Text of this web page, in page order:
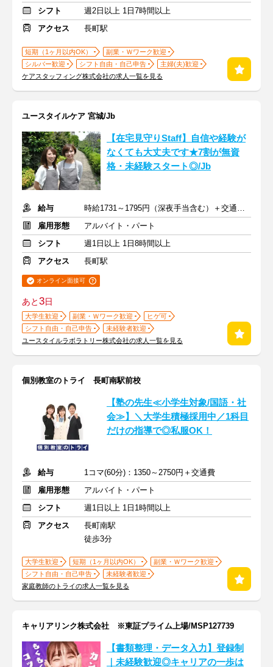
シフト
週2日以上 1日7時間以上
アクセス
長町駅
短期（1ヶ月以内OK）
副業・Ｗワーク歓迎
シルバー歓迎
シフト自由・自己申告
主婦(夫)歓迎
ケアスタッフィング株式会社の求人一覧を見る
ユースタイルケア 宮城/Jb
【在宅見守りStaff】自信や経験が
なくても大丈夫です★7割が無資
格・未経験スタート◎/Jb
給与
時給1731～1795円（深夜手当含む）＋交通費支給
雇用形態
アルバイト・パート
シフト
週1日以上 1日8時間以上
アクセス
長町駅
オンライン面接可
あと3日
大学生歓迎 副業・Ｗワーク歓迎
ヒゲ可
シフト自由・自己申告
未経験者歓迎
ユースタイルラボラトリー株式会社の求人一覧を見る
個別教室のトライ 長町南駅前校
【塾の先生≪小学生対象/国語・社
会≫】＼大学生積極採用中／1科目
だけの指導で◎私服OK！
給与
1コマ(60分)：1350～2750円＋交通費
雇用形態
アルバイト・パート
シフト
週1日以上 1日1時間以上
アクセス
長町南駅
徒歩3分
大学生歓迎 短期（1ヶ月以内OK）
副業・Ｗワーク歓迎
シフト自由・自己申告
未経験者歓迎
家庭教師のトライの求人一覧を見る
キャリアリンク株式会社 ※東証プライム上場/MSP127739
【書類整理・データ入力】登録制
｜未経験歓迎◎キャリアの一歩は